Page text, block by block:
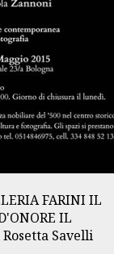
FARINI IL
IL
Savelli